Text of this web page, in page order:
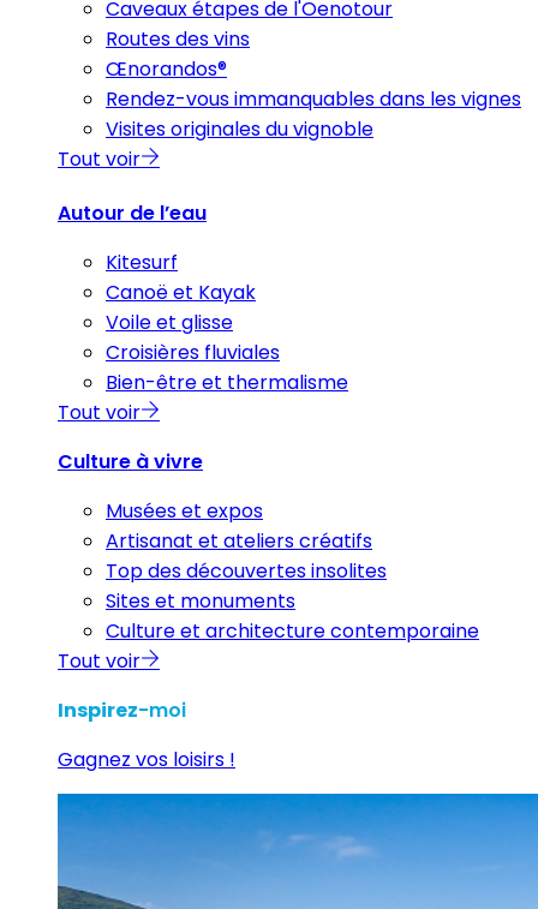
Caveaux étapes de l'Oenotour
Routes des vins
Œnorandos®
Rendez-vous immanquables dans les vignes
Visites originales du vignoble
Tout voir
Autour de l’eau
Kitesurf
Canoë et Kayak
Voile et glisse
Croisières fluviales
Bien-être et thermalisme
Tout voir
Culture à vivre
Musées et expos
Artisanat et ateliers créatifs
Top des découvertes insolites
Sites et monuments
Culture et architecture contemporaine
Tout voir
Inspirez-moi
Gagnez vos loisirs !